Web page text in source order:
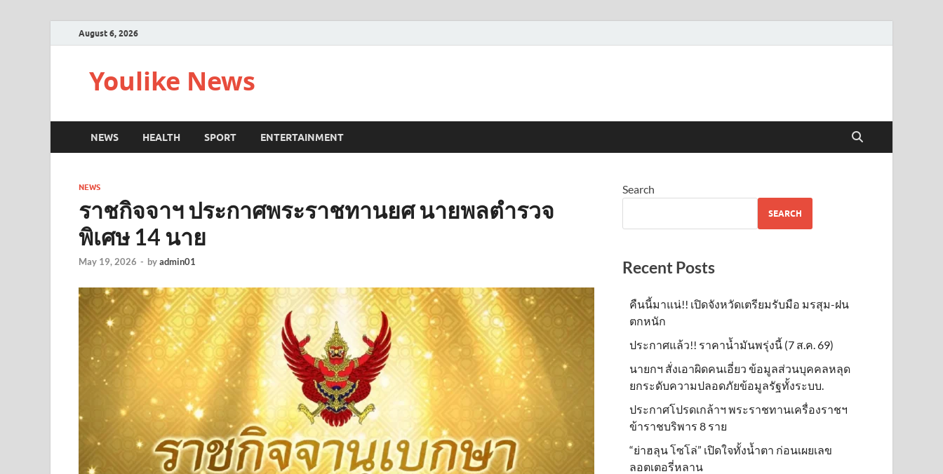
August 6, 2026
Youlike News
NEWS HEALTH SPORT ENTERTAINMENT
NEWS
ราชกิจจาฯ ประกาศพระราชทานยศ นายพลตำรวจ
พิเศษ 14 นาย
May 19, 2026 - byadmin01
Search
SEARCH
Recent Posts
คืนนี้มาแน่!! เปิดจังหวัดเตรียมรับมือ มรสุม-ฝน
ตกหนัก
ประกาศแล้ว!! ราคาน้ำมันพรุ่งนี้ (7 ส.ค. 69)
นายกฯ สั่งเอาผิดคนเอี่ยว ข้อมูลส่วนบุคคลหลุด
ยกระดับความปลอดภัยข้อมูลรัฐทั้งระบบ.
ประกาศโปรดเกล้าฯ พระราชทานเครื่องราชฯ
ข้าราชบริพาร 8 ราย
“ย่าฮลุน โซโล่” เปิดใจทั้งน้ำตา ก่อนเผยเลข
ลอตเตอรี่หลาน